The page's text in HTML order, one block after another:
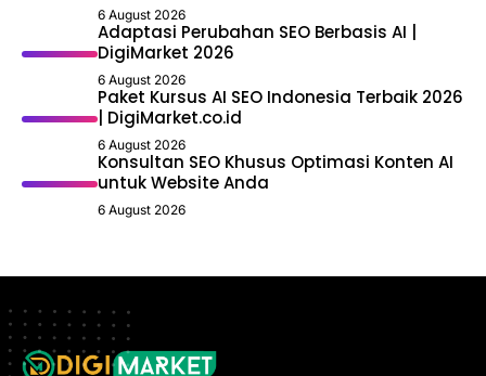
6 August 2026
Adaptasi Perubahan SEO Berbasis AI |
DigiMarket 2026
6 August 2026
Paket Kursus AI SEO Indonesia Terbaik 2026
| DigiMarket.co.id
6 August 2026
Konsultan SEO Khusus Optimasi Konten AI
untuk Website Anda
6 August 2026